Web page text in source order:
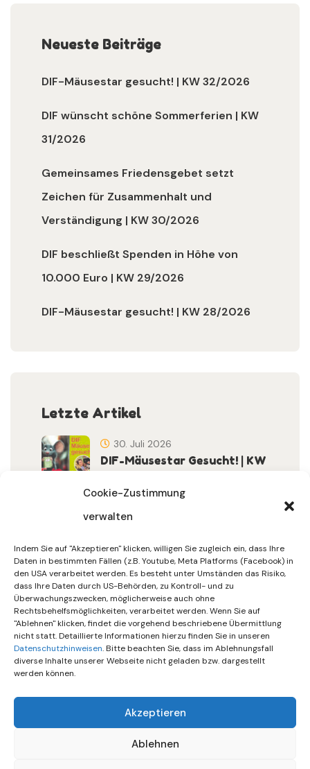
Cookie-Zustimmung
verwalten
Indem Sie auf "Akzeptieren" klicken, willigen Sie zugleich ein, dass Ihre
Daten in bestimmten Fällen (z.B. Youtube, Meta Platforms (Facebook) in
den USA verarbeitet werden. Es besteht unter Umständen das Risiko,
dass Ihre Daten durch US-Behörden, zu Kontroll- und zu
Überwachungszwecken, möglicherweise auch ohne
Rechtsbehelfsmöglichkeiten, verarbeitet werden. Wenn Sie auf
"Ablehnen" klicken, findet die vorgehend beschriebene Übermittlung
nicht statt. Detaillierte Informationen hierzu finden Sie in unseren
Datenschutzhinweisen. Bitte beachten Sie, dass im Ablehnungsfall
diverse Inhalte unserer Webseite nicht geladen bzw. dargestellt
werden können.
Akzeptieren
Ablehnen
Neueste Beiträge
DIF-Mäusestar gesucht! | KW 32/2026
DIF wünscht schöne Sommerferien | KW
31/2026
Gemeinsames Friedensgebet setzt
Zeichen für Zusammenhalt und
Verständigung | KW 30/2026
DIF beschließt Spenden in Höhe von
10.000 Euro | KW 29/2026
DIF-Mäusestar gesucht! | KW 28/2026
Letzte Artikel
DIF-Mäusestar Gesucht! | KW
30. Juli 2026
Sommerferien | KW 31/…
30. Juli 2026
Gemeinsames Friedensgebet
Setzt Zeichen …
15. Juli 2026